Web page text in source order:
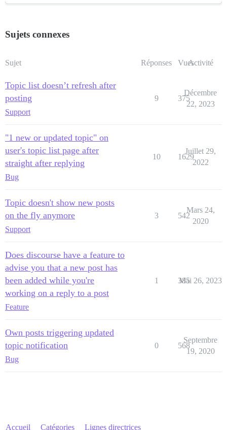
Sujets connexes
Sujet Réponses VuesActivité
Topic list doesn’t refresh after
posting
Support
9 375
Décembre
22, 2023
"1 new or updated topic" on
user's topic list page after
straight after replying
Bug
10 1629
Juillet 29,
2022
Topic doesn't show new posts
on the fly anymore
Support
3 542
Mars 24,
2020
Does discourse have a feature to
advise you that a new post has
been added while you're
working on a reply to a post
Feature
1 385
Mai 26, 2023
Own posts triggering updated
topic notification
Bug
0 568
Septembre
19, 2020
Accueil Catégories Lignes directrices